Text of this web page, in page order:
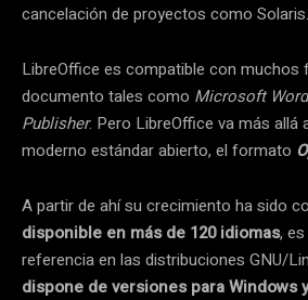
cancelación de proyectos como Solaris.
LibreOffice es compatible con muchos
documento tales como Microsoft Word
Publisher. Pero LibreOffice va más allá
moderno estándar abierto, el formato
A partir de ahí su crecimiento ha sido
disponible en más de 120 idiomas,
referencia en las distribuciones GNU/
dispone de versiones para Windows